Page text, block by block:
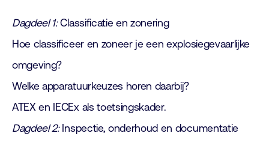
Dagdeel 1:Classificatie en zonering
Hoe classificeer en zoneer je een explosiegevaarlijke
omgeving?
Welke apparatuurkeuzes horen daarbij?
ATEX en IECEx als toetsingskader.
Dagdeel 2:Inspectie, onderhoud en documentatie